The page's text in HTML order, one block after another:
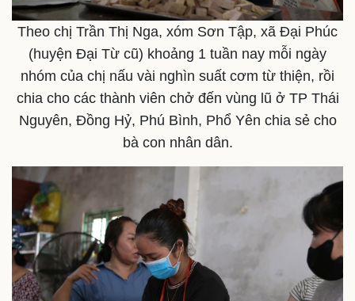
Theo chị Trần Thị Nga, xóm Sơn Tập, xã Đại Phúc
(huyện Đại Từ cũ) khoảng 1 tuần nay mỗi ngày
nhóm của chị nấu vài nghìn suất cơm từ thiện, rồi
chia cho các thành viên chở đến vùng lũ ở TP Thái
Nguyên, Đồng Hỷ, Phú Bình, Phổ Yên chia sẻ cho
bà con nhân dân.